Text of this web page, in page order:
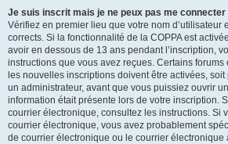
Je suis inscrit mais je ne peux pas me connecter
Vérifiez en premier lieu que votre nom d’utilisateur
corrects. Si la fonctionnalité de la COPPA est
avoir en dessous de 13 ans pendant l’inscription,
instructions que vous avez reçues. Certains
les nouvelles inscriptions doivent être activées,
un administrateur, avant que vous puissiez ouvrir
information était présente lors de votre inscription.
courrier électronique, consultez les instructions. Si
courrier électronique, vous avez probablement
de courrier électronique ou le courrier électronique